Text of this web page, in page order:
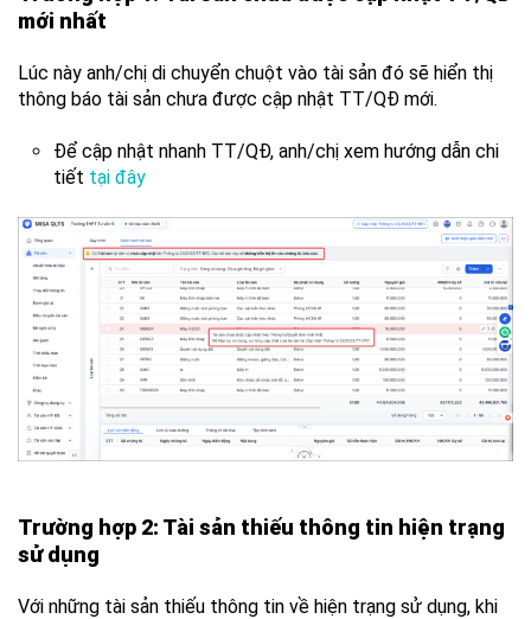
mới nhất
Lúc này anh/chị di chuyển chuột vào tài sản đó sẽ hiển thị
thông báo tài sản chưa được cập nhật TT/QĐ mới.
Để cập nhật nhanh TT/QĐ, anh/chị xem hướng dẫn chi
tiết tại đây
Trường hợp 2: Tài sản thiếu thông tin hiện trạng
sử dụng
Với những tài sản thiếu thông tin về hiện trạng sử dụng, khi